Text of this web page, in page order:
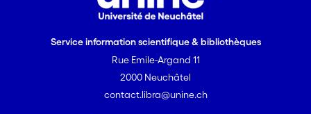
de la « prise française du PCI »
prise suppose une codétermination
dans l’acte de prendre. Celui qui prend
ainsi que l’objet qui est pris sont
façonnés dans la prise, le matériau qui
Service information scientifique & bibliothèques
Rue Emile-Argand 11
2000 Neuchâtel
contact.libra@unine.ch